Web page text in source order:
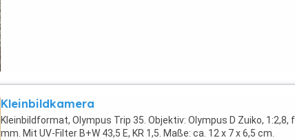
Kleinbildkamera
Kleinbildformat, Olympus Trip 35. Objektiv: Olympus D Zuiko, 1:2,8,
mm. Mit UV-Filter B+W 43,5 E, KR 1,5. Maße: ca. 12 x 7 x 6,5 cm.